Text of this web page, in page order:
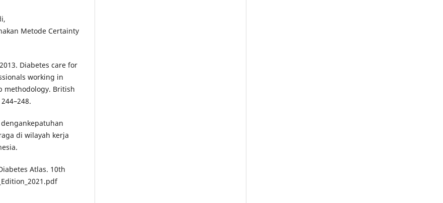
Metode Certainty
Diabetes care for
working in
methodology. British
di wilayah kerja
Atlas. 10th